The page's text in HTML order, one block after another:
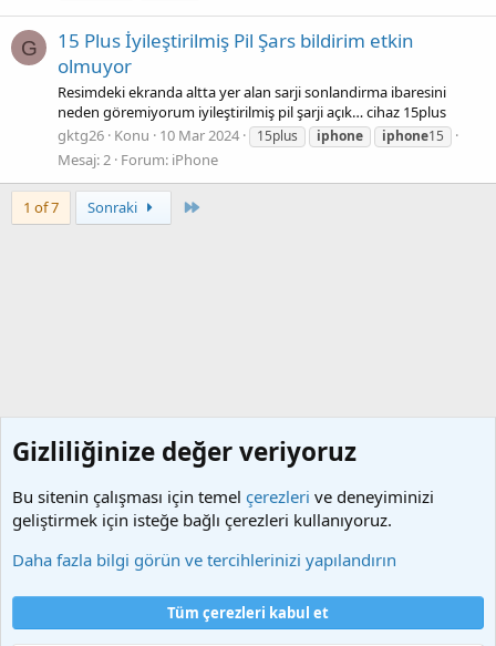
G
15 Plus İyileştirilmiş Pil Şars bildirim etkin
olmuyor
Resimdeki ekranda altta yer alan sarji sonlandirma ibaresini
neden göremiyorum iyileştirilmiş pil şarji açık… cihaz 15plus
gktg26 Konu 10 Mar 2024 15plus iphone iphone15
Mesaj: 2 Forum: iPhone
1 of 7 Sonraki
Şartlar ve kurallar
Gizlilik politikası
Yardım
Ana sayfa
Gizliliğinize değer veriyoruz
Bu sitenin çalışması için temel çerezleri ve deneyiminizi
geliştirmek için isteğe bağlı çerezleri kullanıyoruz.
Daha fazla bilgi görün ve tercihlerinizi yapılandırın
Tüm çerezleri kabul et